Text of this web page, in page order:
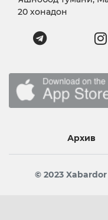
20 хонадон
Архив
© 2023 Xabardor